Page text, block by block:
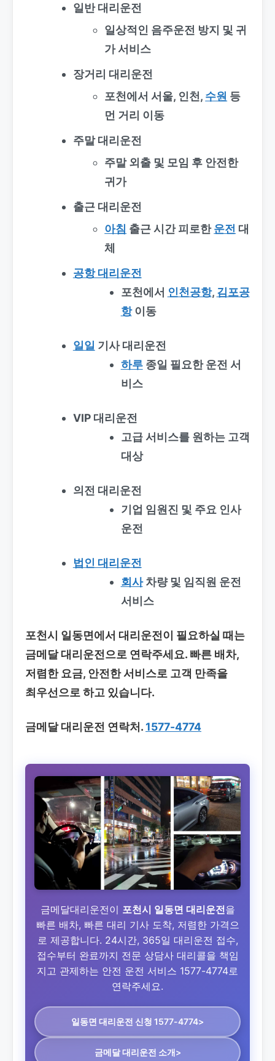
일반 대리운전
일상적인 음주운전 방지 및 귀
가 서비스
장거리 대리운전
포천에서 서울, 인천, 수원 등
먼 거리 이동
주말 대리운전
주말 외출 및 모임 후 안전한
귀가
출근 대리운전
아침 출근 시간 피로한운전 대
체
공항 대리운전
포천에서 인천공항, 김포공
항이동
일일 기사 대리운전
하루종일 필요한 운전 서
비스
VIP 대리운전
고급 서비스를 원하는 고객
대상
의전 대리운전
기업 임원진 및 주요 인사
운전
법인 대리운전
회사차량 및 임직원 운전
서비스
포천시 일동면에서 대리운전이 필요하실 때는
금메달 대리운전으로 연락주세요. 빠른 배차,
저렴한 요금, 안전한 서비스로 고객 만족을
최우선으로 하고 있습니다.
금메달 대리운전 연락처.1577-4774
금메달대리운전이 포천시 일동면 대리운전을
빠른 배차, 빠른 대리 기사 도착, 저렴한 가격으
로 제공합니다. 24시간, 365일 대리운전 접수,
접수부터 완료까지 전문 상담사 대리콜을 책임
지고 관제하는 안전 운전 서비스 1577-4774로
연락주세요.
일동면 대리운전 신청 1577-4774>
금메달 대리운전 소개>